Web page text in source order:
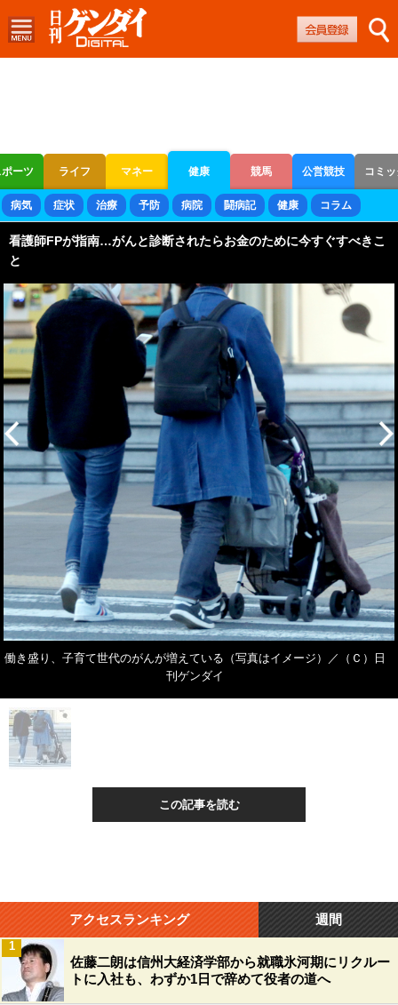
ーツ ライフ マネー 健康 競馬 公営競技 コミ
ボートレース 競輪 オートレース
病気 症状 治療 予防 病院 闘病記 健康 コラム
看護師FPが指南…がんと診断されたらお金のために今すぐすべきこ
と
働き盛り、子育て世代のがんが増えている（写真はイメージ）／（Ｃ）日
刊ゲンダイ
この記事を読む
アクセスランキング 週間
佐藤二朗は信州大経済学部から就職氷河期にリクルー
トに入社も、わずか1日で辞めて役者の道へ
1